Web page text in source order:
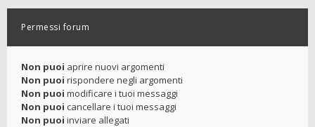
Permessi forum
Non puoi aprire nuovi argomenti
Non puoi rispondere negli argomenti
Non puoi modificare i tuoi messaggi
Non puoi cancellare i tuoi messaggi
Non puoi inviare allegati